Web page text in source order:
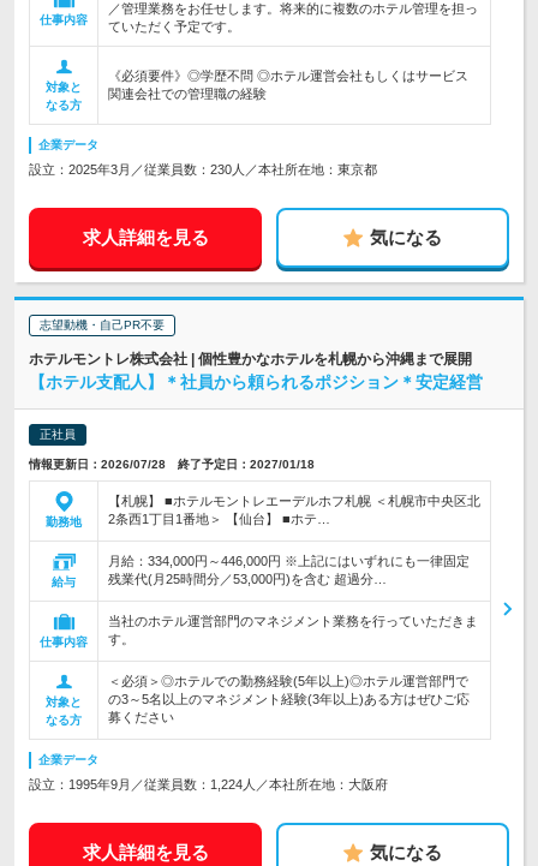
仕事内容
／管理業務をお任せします。将来的に複数のホテル管理を担っ
ていただく予定です。
対象と
なる方
《必須要件》◎学歴不問 ◎ホテル運営会社もしくはサービス
関連会社での管理職の経験
企業データ
設立：2025年3月／従業員数：230人／本社所在地：東京都
求人詳細を見る 気になる
志望動機・自己PR不要
ホテルモントレ株式会社 | 個性豊かなホテルを札幌から沖縄まで展開
【ホテル支配人】＊社員から頼られるポジション＊安定経営
正社員
情報更新日：2026/07/28 終了予定日：2027/01/18
勤務地
【札幌】 ■ホテルモントレエーデルホフ札幌 ＜札幌市中央区北
2条西1丁目1番地＞ 【仙台】 ■ホテ…
給与
月給：334,000円～446,000円 ※上記にはいずれにも一律固定
残業代(月25時間分／53,000円)を含む 超過分…
仕事内容
当社のホテル運営部門のマネジメント業務を行っていただきま
す。
対象と
なる方
＜必須＞◎ホテルでの勤務経験(5年以上)◎ホテル運営部門で
の3～5名以上のマネジメント経験(3年以上)ある方はぜひご応
募ください
企業データ
設立：1995年9月／従業員数：1,224人／本社所在地：大阪府
求人詳細を見る 気になる